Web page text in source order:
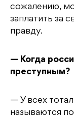
сожалению,
заплатить за
правду.
— Когда
преступным?
— У всех
называются